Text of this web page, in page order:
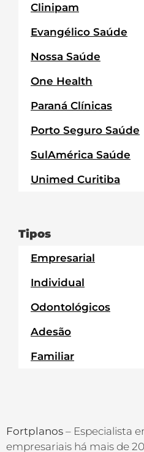
Clinipam
Evangélico Saúde
Nossa Saúde
One Health
Paraná Clínicas
Porto Seguro Saúde
SulAmérica Saúde
Unimed Curitiba
Tipos
Empresarial
Individual
Odontológicos
Adesão
Familiar
Fortplanos – Especialista
empresariais há mais de